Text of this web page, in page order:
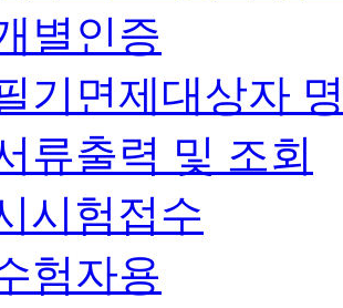
별인증
기면제대상자
류출력 및 조회
시험접수
험자용